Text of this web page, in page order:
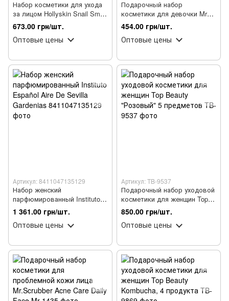
Набор косметики для ухода
за лицом Hollyskin Snail Smart
Basic Care
673.00 грн/шт.
Оптовые цены
Подарочный набор
косметики для девочки Mr
Scrubber Girl Beauty Box
454.00 грн/шт.
Оптовые цены
Артикул: 8411047135129
Набор женский
парфюмированный Instituto
Español Aire De Sevilla
Gardenias
1 361.00 грн/шт.
Оптовые цены
Артикул: TB-9537
Подарочный набор уходовой
косметики для женщин Top
Beauty "Розовый" 5
предметов
850.00 грн/шт.
Оптовые цены